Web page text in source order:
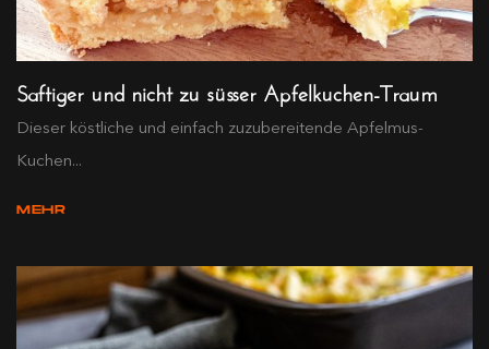
Saftiger und nicht zu süsser Apfelkuchen-Traum
Dieser köstliche und einfach zuzubereitende Apfelmus-
Kuchen...
MEHR